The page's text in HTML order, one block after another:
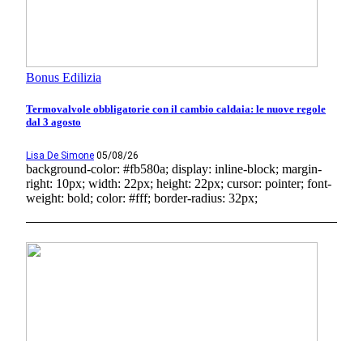
Bonus Edilizia
Termovalvole obbligatorie con il cambio caldaia: le nuove regole
dal 3 agosto
Lisa De Simone 05/08/26
background-color: #fb580a; display: inline-block; margin-
right: 10px; width: 22px; height: 22px; cursor: pointer; font-
weight: bold; color: #fff; border-radius: 32px;